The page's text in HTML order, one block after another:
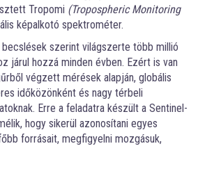
Tropomi (Tropospheric Monitoring
képalkotó spektrométer.
szerint világszerte több millió
járul hozzá minden évben. Ezért is van
végzett mérések alapján, globális
időközönként és nagy térbeli
Erre a feladatra készült a Sentinel-
hogy sikerül azonosítani egyes
forrásait, megfigyelni mozgásuk,